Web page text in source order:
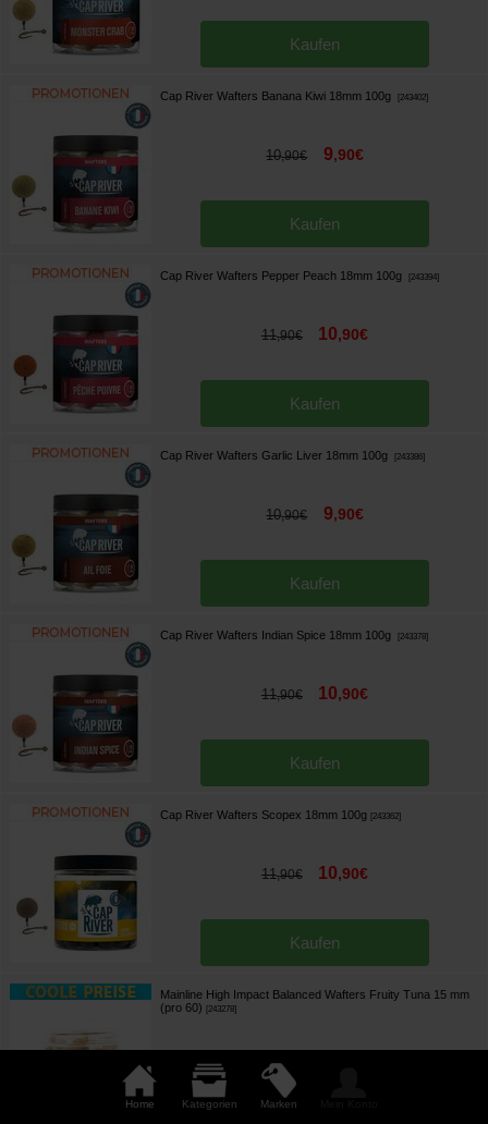
Home Kategorien Marken
Kaufen
Cap River Wafters Banana Kiwi 18mm 100g [243402]
10,90€ 9,90€
Kaufen
Cap River Wafters Pepper Peach 18mm 100g [243394]
11,90€ 10,90€
Kaufen
Cap River Wafters Garlic Liver 18mm 100g [243386]
10,90€ 9,90€
Kaufen
Cap River Wafters Indian Spice 18mm 100g [243378]
11,90€ 10,90€
Kaufen
Cap River Wafters Scopex 18mm 100g [243362]
11,90€ 10,90€
Kaufen
Mainline High Impact Balanced Wafters Fruity Tuna 15 mm
(pro 60) [243278]
11